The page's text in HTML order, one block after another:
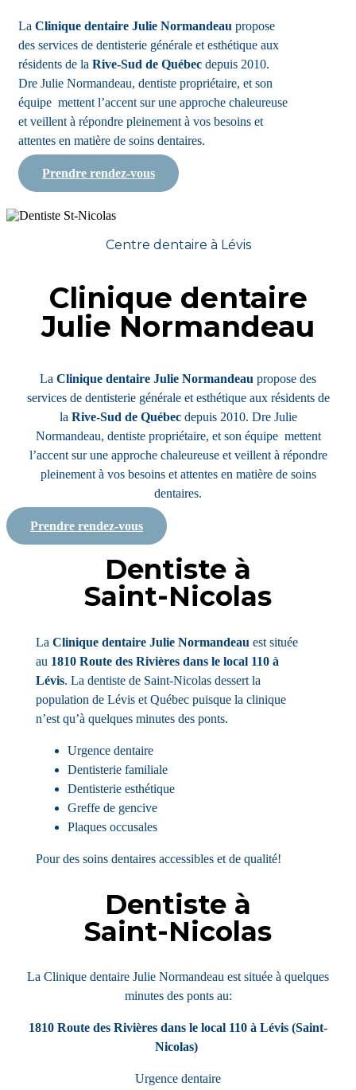
La Clinique dentaire Julie Normandeau propose
des services de dentisterie générale et esthétique aux
résidents de la Rive-Sud de Québec depuis 2010.
Dre Julie Normandeau, dentiste propriétaire, et son
équipe mettent l’accent sur une approche chaleureuse
et veillent à répondre pleinement à vos besoins et
attentes en matière de soins dentaires.
Prendre rendez-vous
Centre dentaire à Lévis
Clinique dentaire
Julie Normandeau
La Clinique dentaire Julie Normandeau propose des
services de dentisterie générale et esthétique aux résidents de
la Rive-Sud de Québecdepuis 2010. Dre Julie
Normandeau, dentiste propriétaire, et son équipe mettent
l’accent sur une approche chaleureuse et veillent à répondre
pleinement à vos besoins et attentes en matière de soins
dentaires.
Prendre rendez-vous
Dentiste à
Saint-Nicolas
La Clinique dentaire Julie Normandeau est située
au 1810 Route des Rivières dans le local 110 à
Lévis. La dentiste de Saint-Nicolas dessert la
population de Lévis et Québec puisque la clinique
n’est qu’à quelques minutes des ponts.
Urgence dentaire
Dentisterie familiale
Dentisterie esthétique
Greffe de gencive
Plaques occusales
Pour des soins dentaires accessibles et de qualité!
Dentiste à
Saint-Nicolas
La Clinique dentaire Julie Normandeau est située à quelques
minutes des ponts au:
1810 Route des Rivières dans le local 110 à Lévis (Saint-
Nicolas)
Urgence dentaire